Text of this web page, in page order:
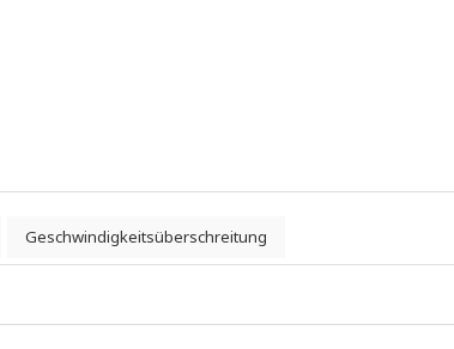
Geschwindigkeitsüberschreitung